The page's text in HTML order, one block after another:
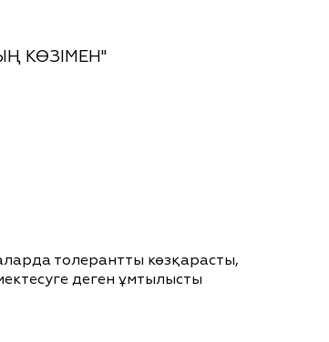
КӨЗІМЕН"
толерантты көзқарасты,
деген ұмтылысты